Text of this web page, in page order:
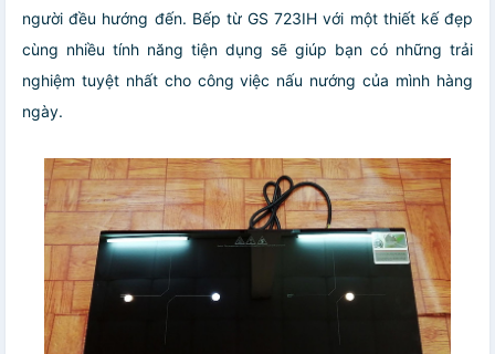
người đều hướng đến. Bếp từ GS 723IH với một thiết kế đẹp
cùng nhiều tính năng tiện dụng sẽ giúp bạn có những trải
nghiệm tuyệt nhất cho công việc nấu nướng của mình hàng
ngày.